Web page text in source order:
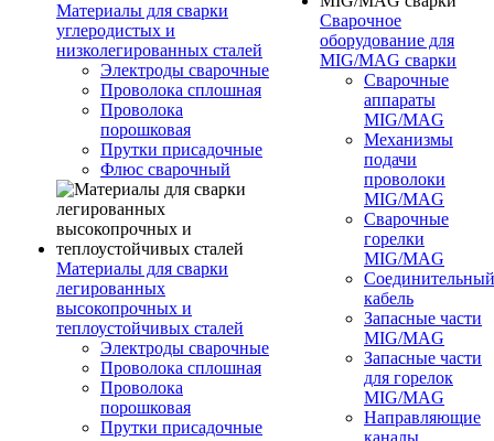
Материалы для сварки
углеродистых и
низколегированных сталей
Электроды сварочные
Проволока сплошная
Проволока
порошковая
Прутки присадочные
Флюс сварочный
Материалы для сварки
легированных
высокопрочных и
теплоустойчивых сталей
Электроды сварочные
Проволока сплошная
Проволока
порошковая
Прутки присадочные
Сварочное
оборудование для
MIG/MAG сварки
Сварочные
аппараты
MIG/MAG
Механизмы
подачи
проволоки
MIG/MAG
Сварочные
горелки
MIG/MAG
Соединительный
кабель
Запасные части
MIG/MAG
Запасные части
для горелок
MIG/MAG
Направляющие
каналы